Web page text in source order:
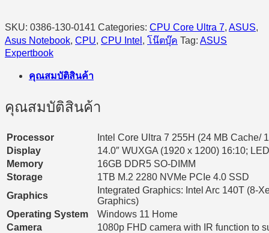
SKU: 0386-130-0141 Categories: CPU Core Ultra 7, ASUS,
Asus Notebook, CPU, CPU Intel , โน๊ตบุ๊ค Tag: ASUS
Expertbook
คุณสมบัติสินค้า
คุณสมบัติสินค้า
Processor
Intel Core Ultra 7 255H (24 MB Cache/
Display
14.0″ WUXGA (1920 x 1200) 16:10;
Memory
16GB DDR5 SO-DIMM
Storage
1TB M.2 2280 NVMe PCIe 4.0 SSD
Graphics
Integrated Graphics: Intel Arc 140T (8-
Graphics)
Operating System
Windows 11 Home
Camera
1080p FHD camera with IR function to